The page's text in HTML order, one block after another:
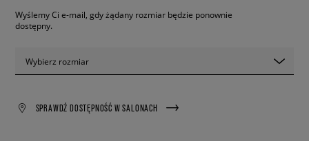
Wyślemy Ci e-mail, gdy żądany rozmiar będzie ponownie
dostępny.
Wybierz rozmiar
SPRAWDŹ DOSTĘPNOŚĆ W SALONACH